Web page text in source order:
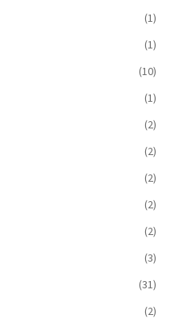
(1)
(1)
(10)
(1)
(2)
(2)
(2)
(2)
(2)
(3)
(31)
(2)